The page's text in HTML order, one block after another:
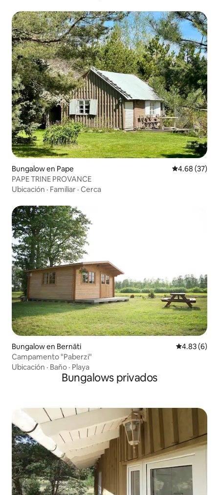
Bungalow en Pape Calificación
4.68 (37)
PAPE TRINE PROVANCE
Ubicación · Familiar · Cerca
Bungalow en Bernāti Calificación
4.83 (6)
Campamento "Paberzi"
Ubicación · Baño · Playa
Bungalows privados